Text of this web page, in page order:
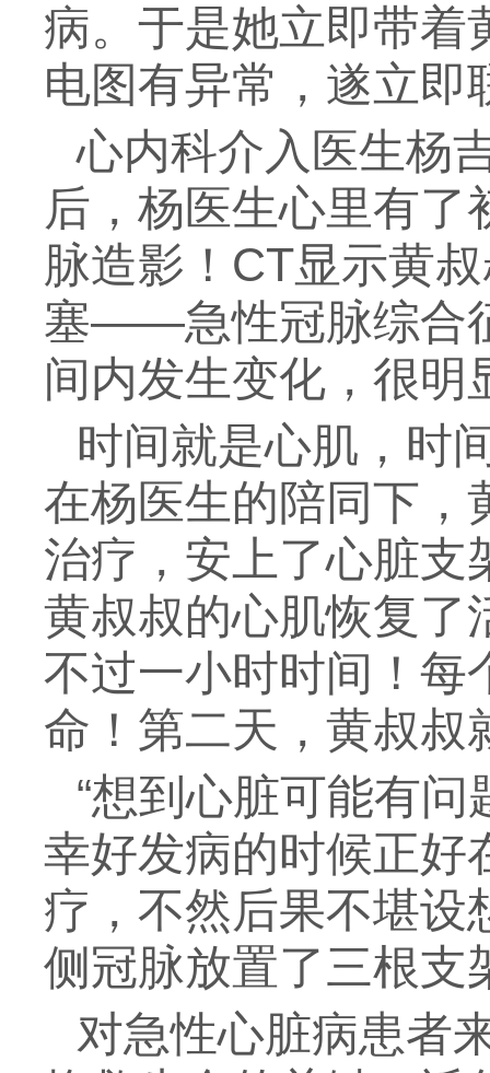
病。于是她立即带着
电图有异常，遂立即
心内科介入医生杨
后，杨医生心里有
脉造影！CT显示黄
塞——急性冠脉综合
间内发生变化，很明
时间就是心肌，时
在杨医生的陪同下，
治疗，安上了心脏支
黄叔叔的心肌恢复了
不过一小时时间！每
命！第二天，黄叔叔
“想到心脏可能有
幸好发病的时候正好
疗，不然后果不堪设
侧冠脉放置了三根支
对急性心脏病患者